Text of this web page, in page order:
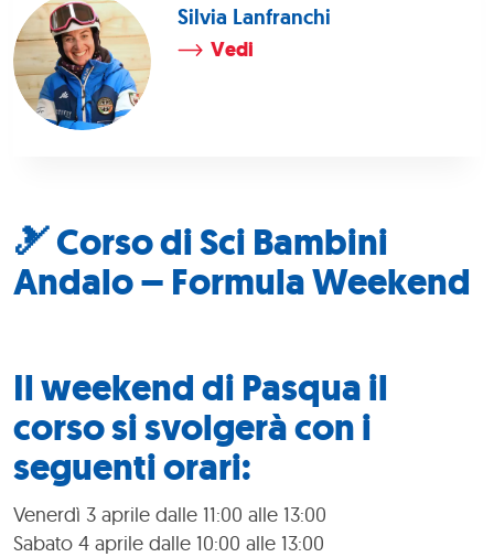
🎿 Corso di Sci Bambini
Andalo – Formula Weekend
Il weekend di Pasqua il
corso si svolgerà con i
seguenti orari:
Venerdì 3 aprile dalle 11:00 alle 13:00
Sabato 4 aprile dalle 10:00 alle 13:00
Silvia Lanfranchi
Vedi